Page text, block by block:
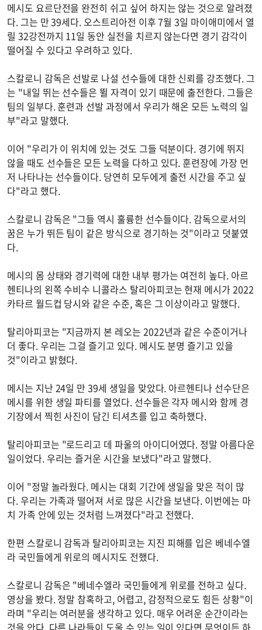
메시도 요르단전을 완전히 쉬고 싶어 하지는 않는 것으로 알려졌
다. 그는 만 39세다. 오스트리아전 이후 7월 3일 마이애미에서 열
릴 32강전까지 11일 동안 실전을 치르지 않는다면 경기 감각이
떨어질 수 있다고 우려하고 있다.
스칼로니 감독은 선발로 나설 선수들에 대한 신뢰를 강조했다. 그
는 "내일 뛰는 선수들은 뛸 자격이 있기 때문에 출전한다. 그들은
팀의 일부다. 훈련과 선발 과정에서 우리가 해온 모든 노력의 일
부"라고 말했다.
이어 "우리가 이 위치에 있는 것도 그들 덕분이다. 경기에 뛰지
않을 때도 선수들은 모든 노력을 다하고 있다. 훈련장에 가장 먼
저 나타나는 선수들이다. 당연히 모두에게 출전 시간을 주고 싶
다"라고 했다.
스칼로니 감독은 "그들 역시 훌륭한 선수들이다. 감독으로서의
꿈은 누가 뛰든 팀이 같은 방식으로 경기하는 것"이라고 덧붙였
다.
메시의 몸 상태와 경기력에 대한 내부 평가는 여전히 높다. 아르
헨티나의 왼쪽 수비수 니콜라스 탈리아피코는 현재 메시가 2022
카타르 월드컵 당시와 같은 수준, 혹은 그 이상이라고 말했다.
탈리아피코는 "지금까지 본 레오는 2022년과 같은 수준이거나
더 좋다. 우리는 그걸 즐기고 있다. 메시도 분명 즐기고 있을
것"이라고 밝혔다.
메시는 지난 24일 만 39세 생일을 맞았다. 아르헨티나 선수단은
메시를 위한 생일 파티를 열었다. 선수들은 각자 메시와 함께 경
기장에서 찍힌 사진이 담긴 티셔츠를 입고 축하했다.
탈리아피코는 "로드리고 데 파울의 아이디어였다. 정말 아름다운
일이었다. 우리는 즐거운 시간을 보냈다"라고 말했다.
이어 "정말 놀라웠다. 메시는 대회 기간에 생일을 맞은 적이 많
다. 우리는 가족과 떨어져 서로 많은 시간을 보낸다. 이번에는 마
치 가족 안에 있는 것처럼 느껴졌다"라고 전했다.
한편 스칼로니 감독과 탈리아피코는 지진 피해를 입은 베네수엘
라 국민들에게 위로의 메시지도 전했다.
스칼로니 감독은 "베네수엘라 국민들에게 위로를 전하고 싶다.
영상을 봤다. 정말 참혹하고, 어렵고, 감정적으로도 힘든 상황"이
라며 "우리는 여러분을 생각하고 있다. 매우 어려운 순간이라는
것을 안다. 다른 나라들이 도울 수 있는 일이 있다면 무엇이든 하